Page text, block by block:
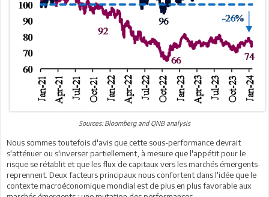
Sources: Bloomberg and QNB analysis
Nous sommes toutefois d'avis que cette sous-performance devrait
s'atténuer ou s'inverser partiellement, à mesure que l'appétit pour le
risque se rétablit et que les flux de capitaux vers les marchés émergents
reprennent. Deux facteurs principaux nous confortent dans l'idée que le
contexte macroéconomique mondial est de plus en plus favorable aux